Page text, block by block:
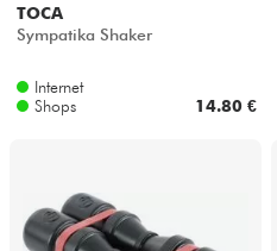
Kinder
Kabel & Zubehöre
Bundle
TOCA
Sympatika Shaker
Internet
Shops
14.80 €